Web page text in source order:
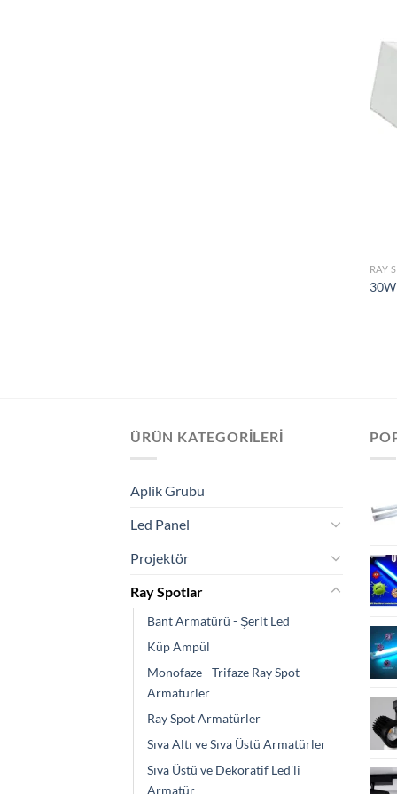
RAY
ÜRÜN KATEGORILERI
Aplik Grubu
Led Panel
Projektör
Ray Spotlar
Bant Armatürü - Şerit Led
Küp Ampül
Monofaze - Trifaze Ray Spot
Armatürler
Ray Spot Armatürler
Sıva Altı ve Sıva Üstü Armatürler
Sıva Üstü ve Dekoratif Led'li
Armatür